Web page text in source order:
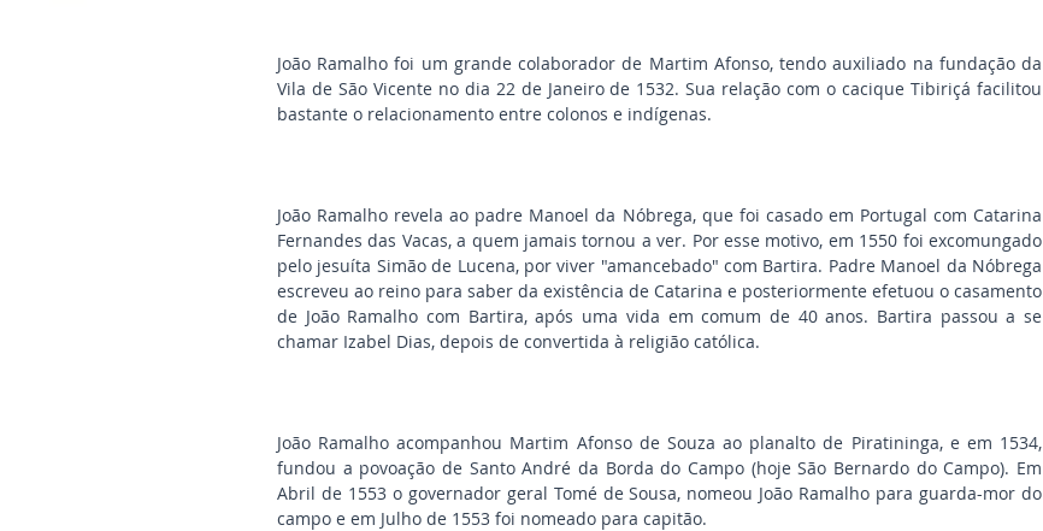
João Ramalho foi um grande colaborador de Martim Afonso, tendo auxiliado na fundação da
Vila de São Vicente no dia 22 de Janeiro de 1532. Sua relação com o cacique Tibiriçá facilitou
bastante o relacionamento entre colonos e indígenas.
João Ramalho revela ao padre Manoel da Nóbrega, que foi casado em Portugal com Catarina
Fernandes das Vacas, a quem jamais tornou a ver. Por esse motivo, em 1550 foi excomungado
pelo jesuíta Simão de Lucena, por viver "amancebado" com Bartira. Padre Manoel da Nóbrega
escreveu ao reino para saber da existência de Catarina e posteriormente efetuou o casamento
de João Ramalho com Bartira, após uma vida em comum de 40 anos. Bartira passou a se
chamar Izabel Dias, depois de convertida à religião católica.
João Ramalho acompanhou Martim Afonso de Souza ao planalto de Piratininga, e em 1534,
fundou a povoação de Santo André da Borda do Campo (hoje São Bernardo do Campo). Em
Abril de 1553 o governador geral Tomé de Sousa, nomeou João Ramalho para guarda-mor do
campo e em Julho de 1553 foi nomeado para capitão.